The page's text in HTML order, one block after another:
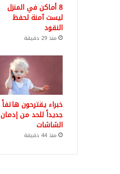
8 أماكن في المنزل
ليست آمنة لحفظ
النقود
منذ 29 دقيقة
خبراء يقترحون هاتفاً
جديداً للحد من إدمان
الشاشات
منذ 44 دقيقة